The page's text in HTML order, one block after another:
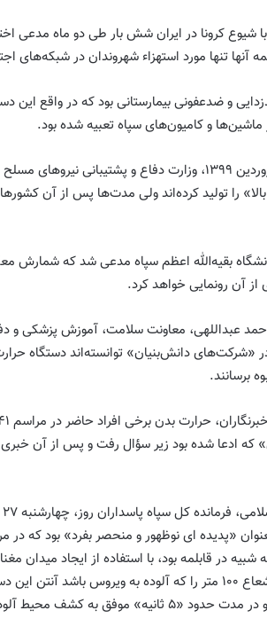
شیوع کرونا در ایران شش بار طی دو ماه مدعی
آنها تنها مورد استهزاء شهروندان در شبکه‌های
و ضدعفونی بیمارستانی بود که در واقع این
ماشین‌ها و کامیون‌های سپاه تعبیه شده بود.
یک هفته پس از آن، در تاریخ ۱۱ فروردین ۱۳۹۹، وزارت دفاع و پشتیبانی
را تولید کرده‌اند ولی مدت‌ها پس از آن
بعد، در ۱۳ فروردین ۱۳۹۹ دانشگاه بقیه‌الله اعظم سپاه مدعی شد
آن رونمایی خواهد کرد.
روز بعد، یعنی ۱۷ فروردین ۹۹ احمد عبداللهی، معاونت سلامت، آموزش
دانش‌بنیان» توانسته‌اند دستگاه
برسانند.
ادعا شده بود زیر سؤال رفت و پس از آن خبری
«پدیده ای نوظهور و منحصر بفرد» بود که در
در قابلمه بود، با استفاده از ایجاد میدان
دوقطبی» هر نقطه‌ای از محیط تا شعاع ۱۰۰ متر را که آلوده به ویروس باشد
به کشف محیط آلوده می‌شود.»
به مناسبت سالروز اعتراضات
خاطرات حامد یگانه پور